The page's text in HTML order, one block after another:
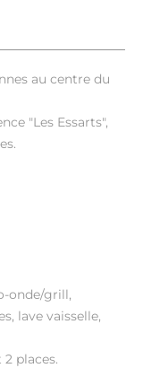
au centre du
"Les Essarts",
onde/grill,
lave vaisselle,
places.